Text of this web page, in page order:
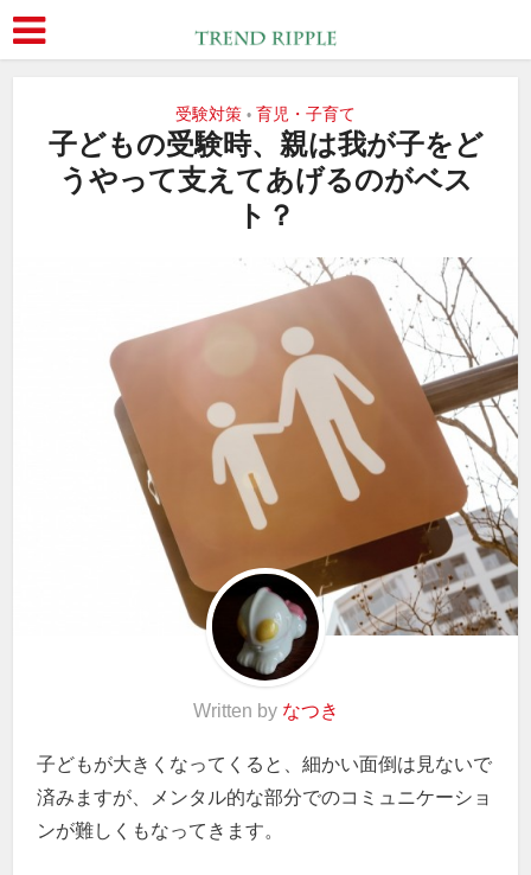
受験対策 • 育児・子育て
子どもの受験時、親は我が子をど
うやって支えてあげるのがベス
ト？
Written by なつき
子どもが大きくなってくると、細かい面倒は見ないで
済みますが、メンタル的な部分でのコミュニケーショ
ンが難しくもなってきます。